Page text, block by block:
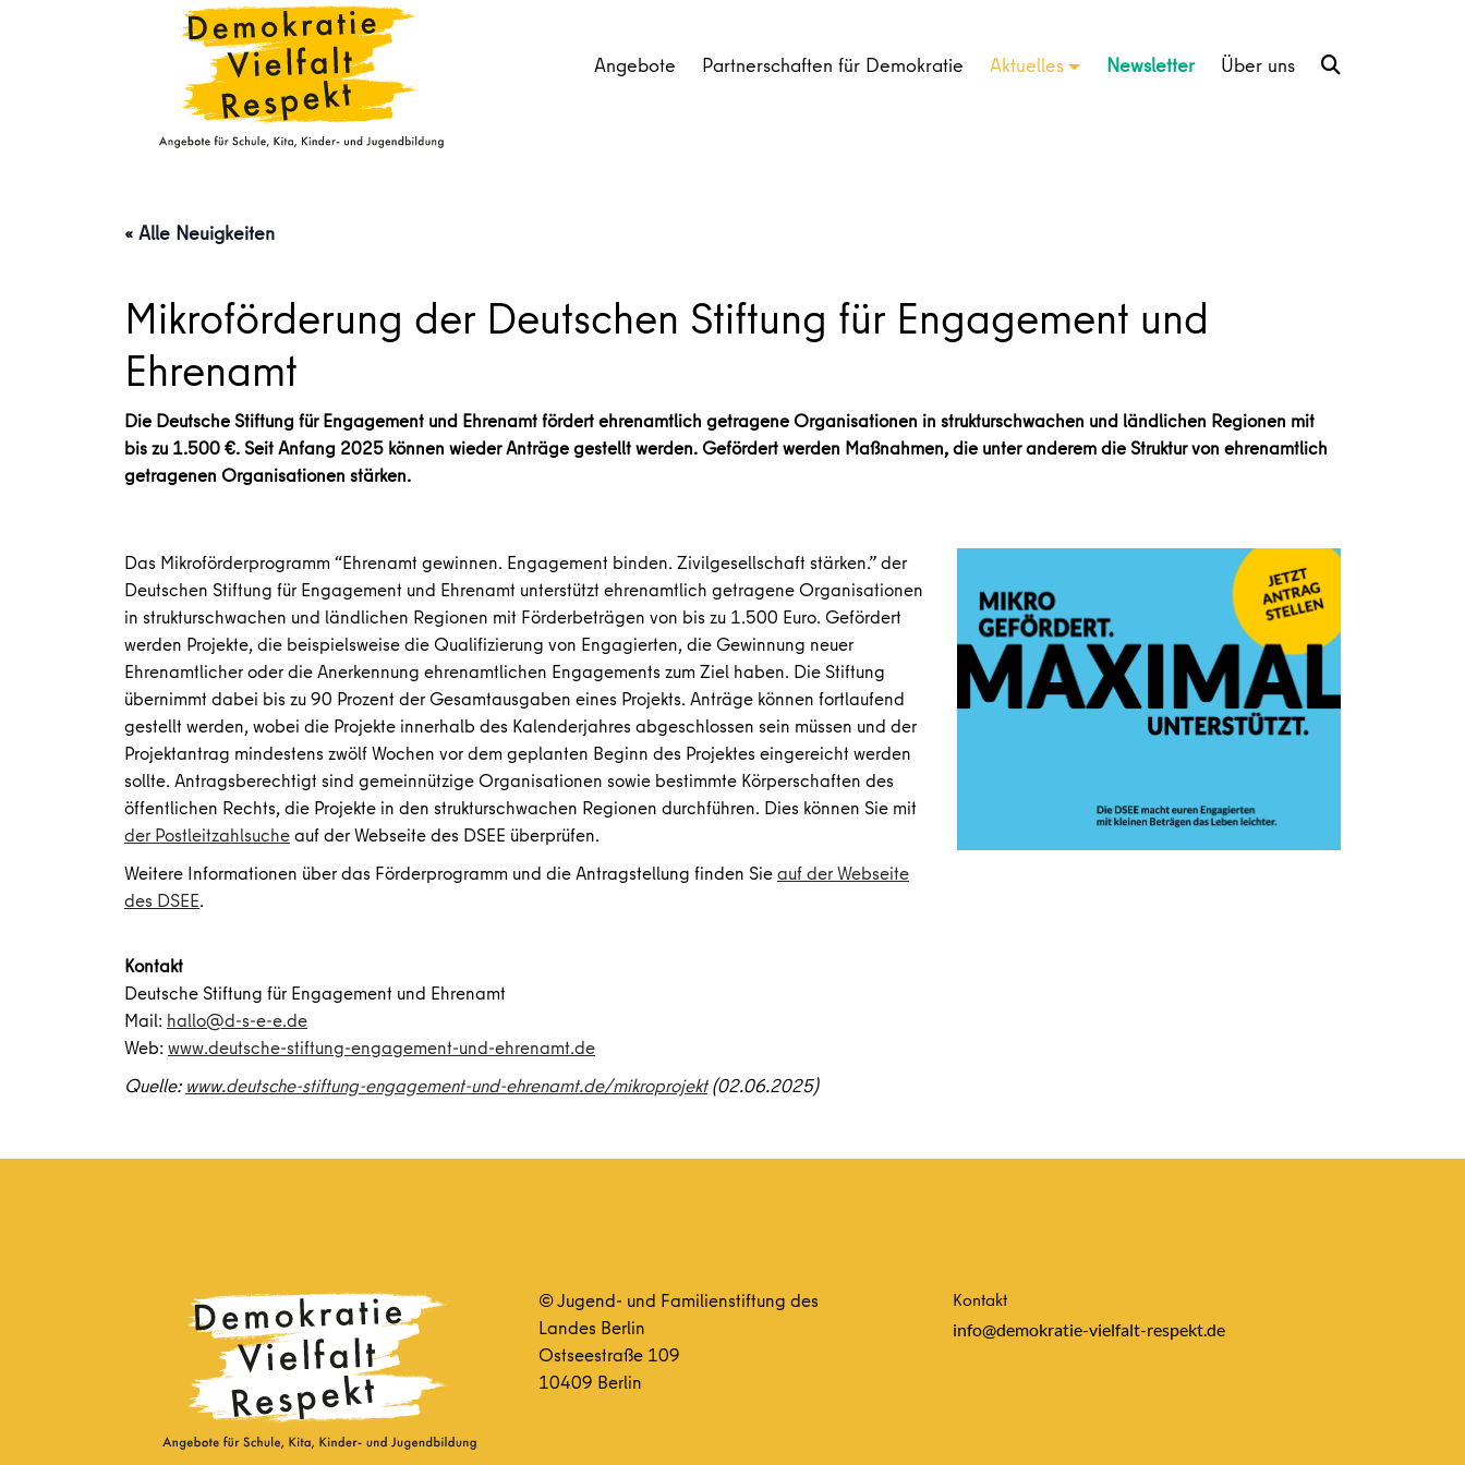
Angebote Partnerschaften für Demokratie Aktuelles Newsletter Über uns
« Alle Neuigkeiten
Mikroförderung der Deutschen Stiftung für Engagement und
Ehrenamt
Die Deutsche Stiftung für Engagement und Ehrenamt fördert ehrenamtlich getragene Organisationen in strukturschwachen und ländlichen Regionen mit
bis zu 1.500 €. Seit Anfang 2025 können wieder Anträge gestellt werden. Gefördert werden Maßnahmen, die unter anderem die Struktur von ehrenamtlich
getragenen Organisationen stärken.
Das Mikroförderprogramm “Ehrenamt gewinnen. Engagement binden. Zivilgesellschaft stärken.” der
Deutschen Stiftung für Engagement und Ehrenamt unterstützt ehrenamtlich getragene Organisationen
in strukturschwachen und ländlichen Regionen mit Förderbeträgen von bis zu 1.500 Euro. Gefördert
werden Projekte, die beispielsweise die Qualifizierung von Engagierten, die Gewinnung neuer
Ehrenamtlicher oder die Anerkennung ehrenamtlichen Engagements zum Ziel haben. Die Stiftung
übernimmt dabei bis zu 90 Prozent der Gesamtausgaben eines Projekts. Anträge können fortlaufend
gestellt werden, wobei die Projekte innerhalb des Kalenderjahres abgeschlossen sein müssen und der
Projektantrag mindestens zwölf Wochen vor dem geplanten Beginn des Projektes eingereicht werden
sollte. Antragsberechtigt sind gemeinnützige Organisationen sowie bestimmte Körperschaften des
öffentlichen Rechts, die Projekte in den strukturschwachen Regionen durchführen. Dies können Sie mit
der Postleitzahlsucheauf der Webseite des DSEE überprüfen.
Weitere Informationen über das Förderprogramm und die Antragstellung finden Sieauf der Webseite
des DSEE.
Kontakt
Deutsche Stiftung für Engagement und Ehrenamt
Mail: hallo@d-s-e-e.de
Web:www.deutsche-stiftung-engagement-und-ehrenamt.de
Quelle: www.deutsche-stiftung-engagement-und-ehrenamt.de/mikroprojekt(02.06.2025)
© Jugend- und Familienstiftung des
Landes Berlin
Ostseestraße 109
10409 Berlin
Kontakt
info@demokratie-vielfalt-respekt.de